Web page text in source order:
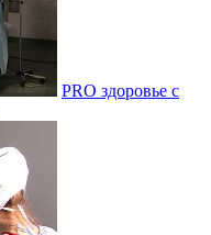
PRO здоровье с